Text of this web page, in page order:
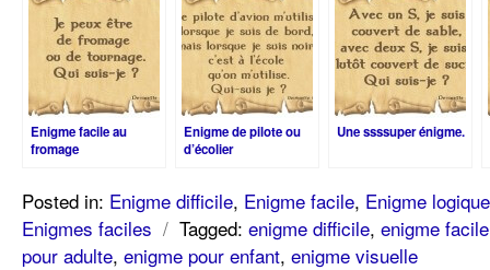
Enigme facile au
fromage
Enigme de pilote ou
d’écolier
Une ssssuper énigme.
Posted in: Enigme difficile, Enigme facile, Enigme logique
Enigmes faciles / Tagged: enigme difficile, enigme facile
pour adulte, enigme pour enfant, enigme visuelle